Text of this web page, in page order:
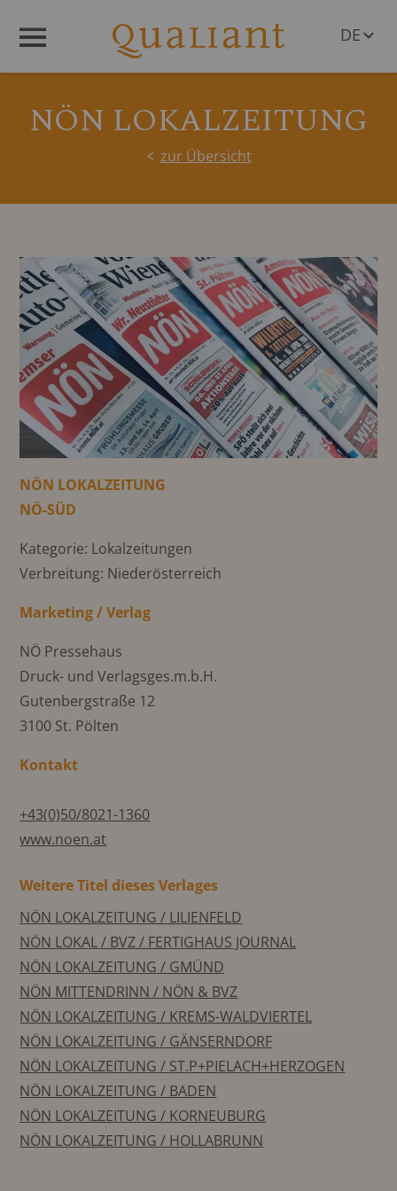
DE
NÖN LOKALZEITUNG
zur Übersicht
NÖN LOKALZEITUNG
NÖ-SÜD
Kategorie: Lokalzeitungen
Verbreitung: Niederösterreich
Marketing / Verlag
NÖ Pressehaus
Druck- und Verlagsges.m.b.H.
Gutenbergstraße 12
3100 St. Pölten
Kontakt
+43(0)50/8021-1360
www.noen.at
Weitere Titel dieses Verlages
NÖN LOKALZEITUNG / LILIENFELD
NÖN LOKAL / BVZ / FERTIGHAUS JOURNAL
NÖN LOKALZEITUNG / GMÜND
NÖN MITTENDRINN / NÖN & BVZ
NÖN LOKALZEITUNG / KREMS-WALDVIERTEL
NÖN LOKALZEITUNG / GÄNSERNDORF
NÖN LOKALZEITUNG / ST.P+PIELACH+HERZOGEN
NÖN LOKALZEITUNG / BADEN
NÖN LOKALZEITUNG / KORNEUBURG
NÖN LOKALZEITUNG / HOLLABRUNN